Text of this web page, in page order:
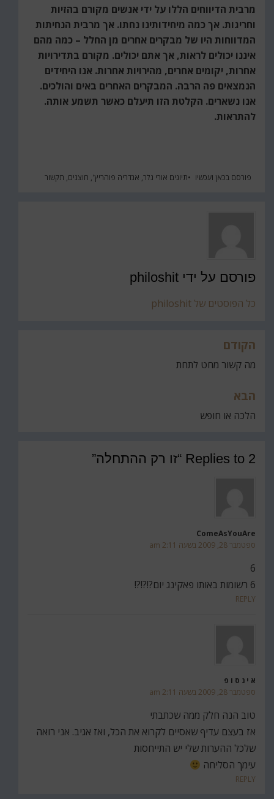
מרבית הדיווחים הללו על ידי אנשים מקורם בהזיות
וחריגות. אך כמה מיחידותינו נחתו. אך מרבית הנחיתות
המדווחות היו של מבקרים אחרים מן החלל – כמה מהם
איננו יכולים לראות, אך אתם יכולים. מקורם בתדירויות
אחרות, יקומים אחרים, מהירויות אחרות. אנו היחידים
הנמצאים פה הרבה. המבקרים האחרים באים והולכים.
אנו נשארים. הקלטת הזו תיעלם כאשר תשמע אותה.
להתראות.
פורסם בכאן ועכשיו תיוגים אורי גלר, אנדריה פוהריץ', חוצנים, תקשור
פורסם על ידי philoshit
כל הפוסטים של philoshit
ניווט
הקודם
מה קשור מחט לתחת
הבא
הלכה או חופש
2 Replies to “זו רק ההתחלה”
ComeAsYouAre
ספטמבר 28, 2009 בשעה 2:11 am
6
6 רשומות באותו פאקינג יום?!?!?!
REPLY
א י נ ס ו פ
ספטמבר 28, 2009 בשעה 2:11 am
טוב הנה חלק ממה שכתבתי
אז בעצם עדיף שאסיים לקרוא את הכל, ואז אגיב. אני רואה
שלכל ההערות שלי יש התייחסות
עימך הסליחה
REPLY